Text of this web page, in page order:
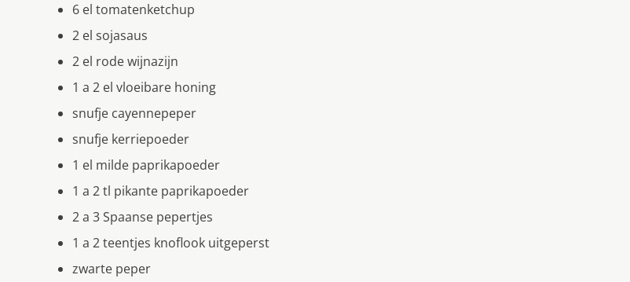
6 el tomatenketchup
2 el sojasaus
2 el rode wijnazijn
1 a 2 el vloeibare honing
snufje cayennepeper
snufje kerriepoeder
1 el milde paprikapoeder
1 a 2 tl pikante paprikapoeder
2 a 3 Spaanse pepertjes
1 a 2 teentjes knoflook uitgeperst
zwarte peper